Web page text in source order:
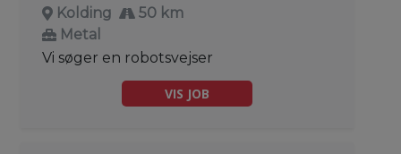
Kolding
50 km
Metal
Vi søger en robotsvejser
VIS JOB